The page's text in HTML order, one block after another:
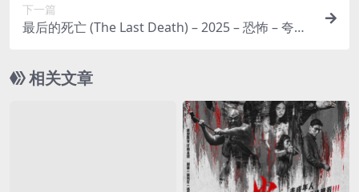
下一篇
最后的死亡 (The Last Death) – 2025 – 恐怖 – 夸克
始逐一收割一群幸存者的生命，他们必须在“最后的
死亡”降临前，找到欺骗死神的方法。💀｜ US
相关文章